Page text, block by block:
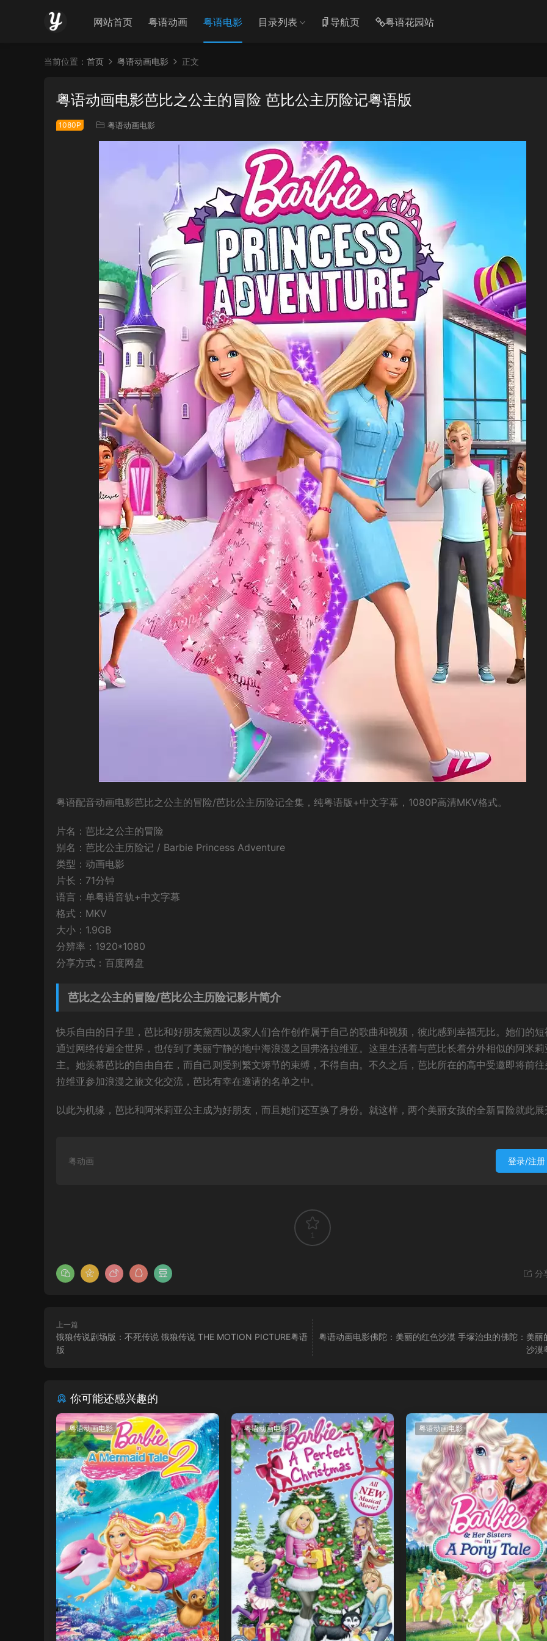
网站首页 粤语动画 粤语电影 目录列表 导航页 粤语花园站
当前位置： 首页 粤语动画电影 正文
粤语动画电影芭比之公主的冒险 芭比公主历险记粤语版
1080P 粤语动画电影
粤语配音动画电影芭比之公主的冒险/芭比公主历险记全集，纯粤语版+中文字幕，1080P高清MKV格式。
片名：芭比之公主的冒险
别名：芭比公主历险记 / Barbie Princess Adventure
类型：动画电影
片长：71分钟
语言：单粤语音轨+中文字幕
格式：MKV
大小：1.9GB
分辨率：1920*1080
分享方式：百度网盘
芭比之公主的冒险/芭比公主历险记影片简介
快乐自由的日子里，芭比和好朋友黛西以及家人们合作创作属于自己的歌曲和视频，彼此感到幸福无比。她们的短
通过网络传遍全世界，也传到了美丽宁静的地中海浪漫之国弗洛拉维亚。这里生活着与芭比长着分外相似的阿米莉
主。她羡慕芭比的自由自在，而自己则受到繁文缛节的束缚，不得自由。不久之后，芭比所在的高中受邀即将前往
拉维亚参加浪漫之旅文化交流，芭比有幸在邀请的名单之中。
以此为机缘，芭比和阿米莉亚公主成为好朋友，而且她们还互换了身份。就这样，两个美丽女孩的全新冒险就此
粤动画 登录/注册
1
分
上一篇
饿狼传说剧场版：不死传说 饿狼传说 THE MOTION PICTURE粤语
版
粤语动画电影佛陀：美丽的红色沙漠 手塚治虫的佛陀：美丽
沙漠
你可能还感兴趣的
粤语动画电影 粤语动画电影 粤语动画电影